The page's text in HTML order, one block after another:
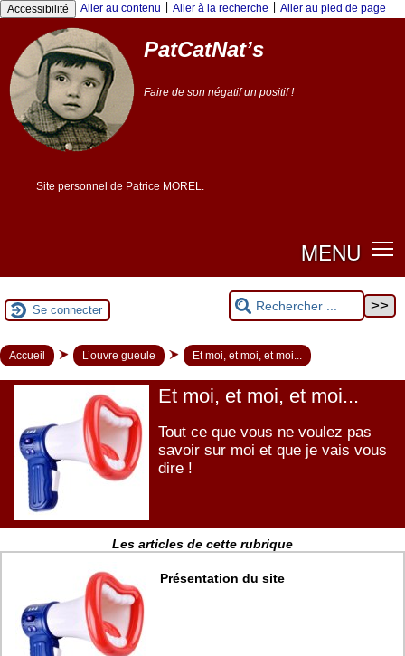
Panneau de gestion des cookies
Accessibilité Aller au contenu Aller à la recherche Aller au pied de page
PatCatNat’s
Faire de son négatif un positif !
Site personnel de Patrice MOREL.
MENU
Se connecter
Accueil L’ouvre gueule Et moi, et moi, et moi...
Et moi, et moi, et moi...
Tout ce que vous ne voulez pas
savoir sur moi et que je vais vous
dire !
Les articles de cette rubrique
Présentation du site